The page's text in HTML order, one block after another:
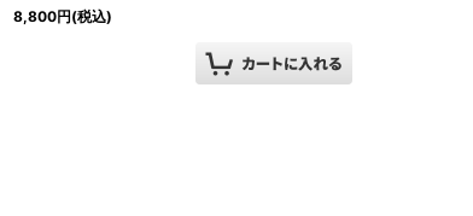
8,800円(税込)